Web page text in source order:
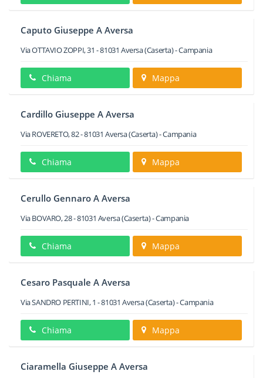
Caputo Giuseppe A Aversa
Via OTTAVIO ZOPPI, 31 -81031 Aversa(Caserta) -Campania
Chiama Mappa
Cardillo Giuseppe A Aversa
Via ROVERETO, 82-81031 Aversa(Caserta) -Campania
Chiama Mappa
Cerullo Gennaro A Aversa
Via BOVARO, 28-81031 Aversa(Caserta) -Campania
Chiama Mappa
Cesaro Pasquale A Aversa
Via SANDRO PERTINI, 1 -81031 Aversa(Caserta) -Campania
Chiama Mappa
Ciaramella Giuseppe A Aversa